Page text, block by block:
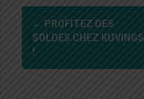
Navigation
d'article
← PROFITEZ DES
SOLDES CHEZ KUVINGS
!